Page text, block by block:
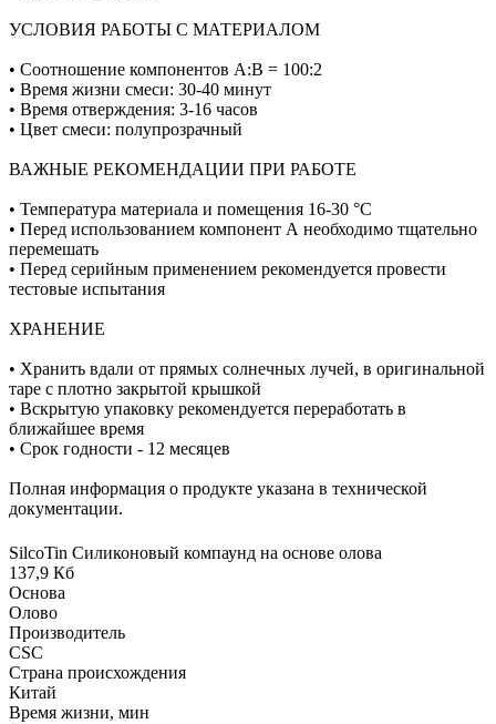
УСЛОВИЯ РАБОТЫ С МАТЕРИАЛОМ
• Соотношение компонентов А:В = 100:2
• Время жизни смеси: 30-40 минут
• Время отверждения: 3-16 часов
• Цвет смеси: полупрозрачный
ВАЖНЫЕ РЕКОМЕНДАЦИИ ПРИ РАБОТЕ
• Температура материала и помещения 16-30 °C
• Перед использованием компонент А необходимо тщательно
перемешать
• Перед серийным применением рекомендуется провести
тестовые испытания
ХРАНЕНИЕ
• Хранить вдали от прямых солнечных лучей, в оригинальной
таре с плотно закрытой крышкой
• Вскрытую упаковку рекомендуется переработать в
ближайшее время
• Срок годности - 12 месяцев
Полная информация о продукте указана в технической
документации.
SilcoTin Силиконовый компаунд на основе олова
137,9 Кб
Основа
Олово
Производитель
CSC
Страна происхождения
Китай
Время жизни, мин